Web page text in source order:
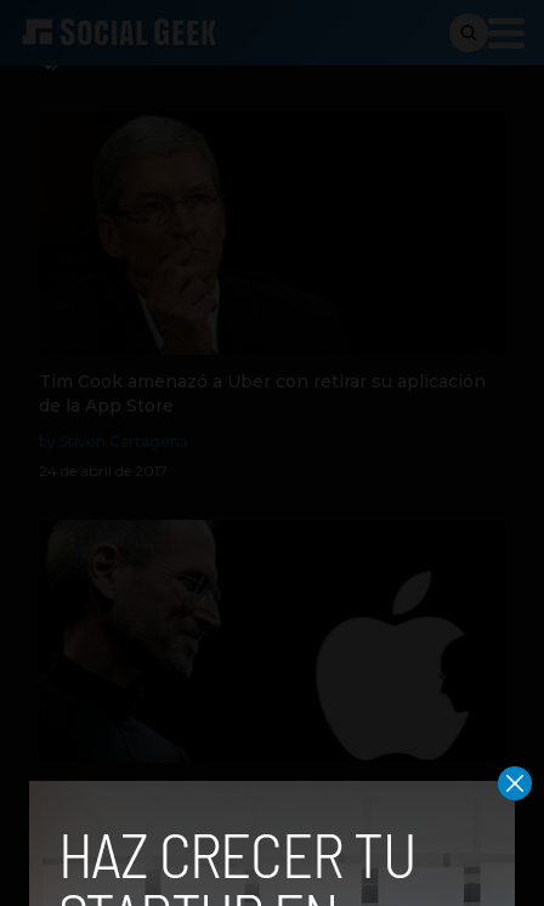
Tim Cook amenazó a Uber con retirar su aplicación
de la App Store
24 de abril de 2017
by Tiago Zuleta
24 de abril de 2013